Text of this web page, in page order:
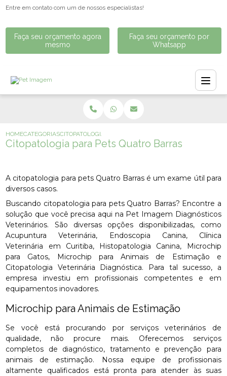
Entre em contato com um de nossos especialistas!
Faça seu orçamento agora
mesmo
Faça seu orçamento por
Whatsapp
HOMECATEGORIASCITOPATOLOGIA PARA PETS QUATRO BARRAS
Citopatologia para Pets Quatro Barras
A citopatologia para pets Quatro Barras é um exame útil para
diversos casos.
Buscando citopatologia para pets Quatro Barras? Encontre a
solução que você precisa aqui na Pet Imagem Diagnósticos
Veterinários. São diversas opções disponibilizadas, como
Acupuntura Veterinária, Endoscopia Canina, Clínica
Veterinária em Curitiba, Histopatologia Canina, Microchip
para Gatos, Microchip para Animais de Estimação e
Citopatologia Veterinária Diagnóstica. Para tal sucesso, a
empresa investiu em profissionais competentes e em
equipamentos inovadores.
Microchip para Animais de Estimação
Se você está procurando por serviços veterinários de
qualidade, não procure mais. Oferecemos serviços
completos de diagnóstico, tratamento e prevenção para
animais de estimação. Nossa equipe de profissionais
altamente qualificados está pronta para atender às suas